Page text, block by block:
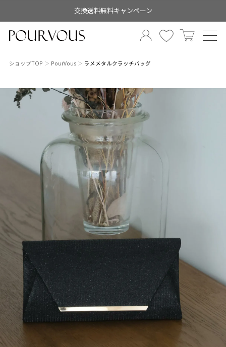
交換送料無料キャンペーン
ショップTOP PourVous ラメメタルクラッチバッグ